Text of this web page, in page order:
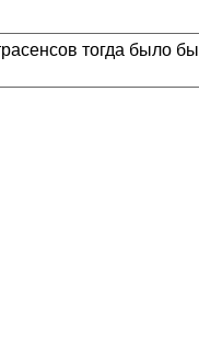
тогда было бы